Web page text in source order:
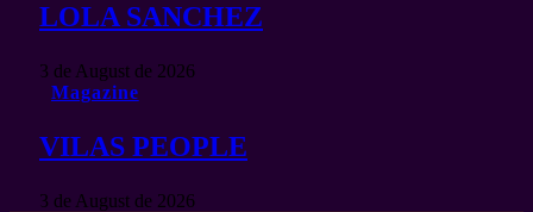
LOLA SANCHEZ
3 de August de 2026
Magazine
VILAS PEOPLE
3 de August de 2026